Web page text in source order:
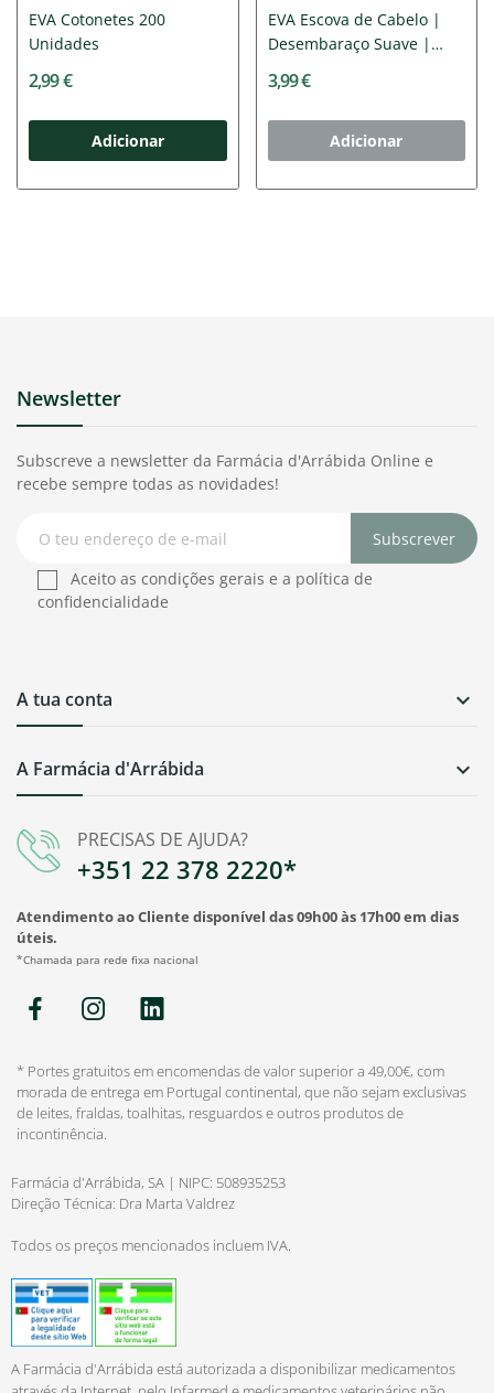
EVA Cotonetes 200
Unidades
2,99 €
Adicionar
EVA Escova de Cabelo |
Desembaraço Suave |
3,99 €
Adicionar
PRECISAS DE AJUDA?
+351 22 378 2220*
Atendimento ao Cliente disponível das 09h00 às 17h00 em dias
úteis.
*Chamada para rede fixa nacional
A Farmácia d'Arrábida 
A tua conta 
Newsletter
Subscreve a newsletter da Farmácia d'Arrábida Online e
recebe sempre todas as novidades!
Subscrever
Aceito as condições gerais e a política de
confidencialidade
* Portes gratuitos em encomendas de valor superior a 49,00€, com
morada de entrega em Portugal continental, que não sejam exclusivas
de leites, fraldas, toalhitas, resguardos e outros produtos de
incontinência.
Farmácia d'Arrábida, SA | NIPC: 508935253
Direção Técnica: Dra Marta Valdrez
Todos os preços mencionados incluem IVA.
A Farmácia d'Arrábida está autorizada a disponibilizar medicamentos